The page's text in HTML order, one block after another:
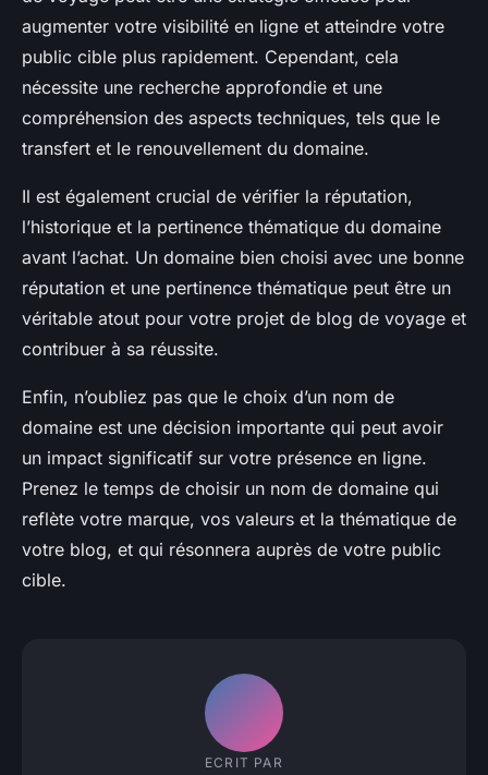
augmenter votre visibilité en ligne et atteindre votre
public cible plus rapidement. Cependant, cela
nécessite une recherche approfondie et une
compréhension des aspects techniques, tels que le
transfert et le renouvellement du domaine.
Il est également crucial de vérifier la réputation,
l’historique et la pertinence thématique du domaine
avant l’achat. Un domaine bien choisi avec une bonne
réputation et une pertinence thématique peut être un
véritable atout pour votre projet de blog de voyage et
contribuer à sa réussite.
Enfin, n’oubliez pas que le choix d’un nom de
domaine est une décision importante qui peut avoir
un impact significatif sur votre présence en ligne.
Prenez le temps de choisir un nom de domaine qui
reflète votre marque, vos valeurs et la thématique de
votre blog, et qui résonnera auprès de votre public
cible.
ECRIT PAR